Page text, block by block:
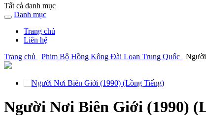
Tất cả danh mục
Danh mục
Trang chủ
Liên hệ
Trang chủ
Phim Bộ Hồng Kông Đài Loan Trung Quốc
Người Nơi Biên Giới (1990)